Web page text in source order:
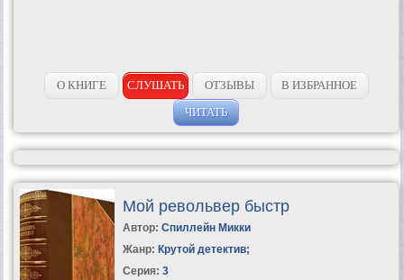
О КНИГЕ СЛУШАТЬ ОТЗЫВЫ
В ИЗБРАННОЕ
ЧИТАТЬ
Мой револьвер быстр
Автор: Спиллейн Микки
Жанр: Крутой детектив;
Серия: 3